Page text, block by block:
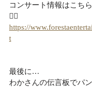
コンサート情報はこち
💁‍♀️
https://
t
最後に…
わかさんの伝言板でパ